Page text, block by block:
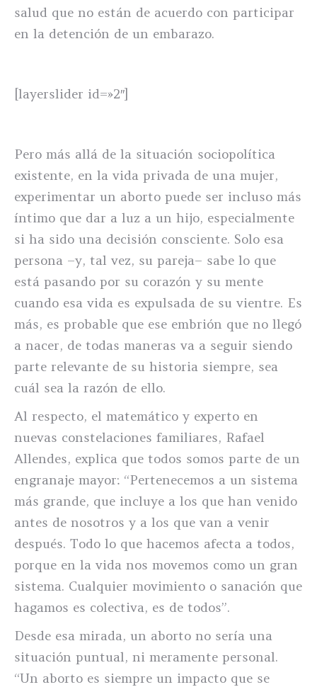
salud que no están de acuerdo con participar
en la detención de un embarazo.
[layerslider id=»2″]
Pero más allá de la situación sociopolítica
existente, en la vida privada de una mujer,
experimentar un aborto puede ser incluso más
íntimo que dar a luz a un hijo, especialmente
si ha sido una decisión consciente. Solo esa
persona –y, tal vez, su pareja– sabe lo que
está pasando por su corazón y su mente
cuando esa vida es expulsada de su vientre. Es
más, es probable que ese embrión que no llegó
a nacer, de todas maneras va a seguir siendo
parte relevante de su historia siempre, sea
cuál sea la razón de ello.
Al respecto, el matemático y experto en
nuevas constelaciones familiares, Rafael
Allendes, explica que todos somos parte de un
engranaje mayor: “Pertenecemos a un sistema
más grande, que incluye a los que han venido
antes de nosotros y a los que van a venir
después. Todo lo que hacemos afecta a todos,
porque en la vida nos movemos como un gran
sistema. Cualquier movimiento o sanación que
hagamos es colectiva, es de todos”.
Desde esa mirada, un aborto no sería una
situación puntual, ni meramente personal.
“Un aborto es siempre un impacto que se